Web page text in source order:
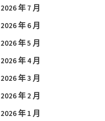
2026 年 7 月
2026 年 6 月
2026 年 5 月
2026 年 4 月
2026 年 3 月
2026 年 2 月
2026 年 1 月